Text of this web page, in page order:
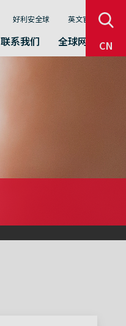
CN
联系我们 全球网络
好利安全球 英文官网